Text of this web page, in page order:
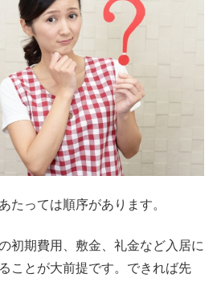
たっては順序があります。
初期費用、敷金、礼金など入居に
ことが大前提です。できれば先